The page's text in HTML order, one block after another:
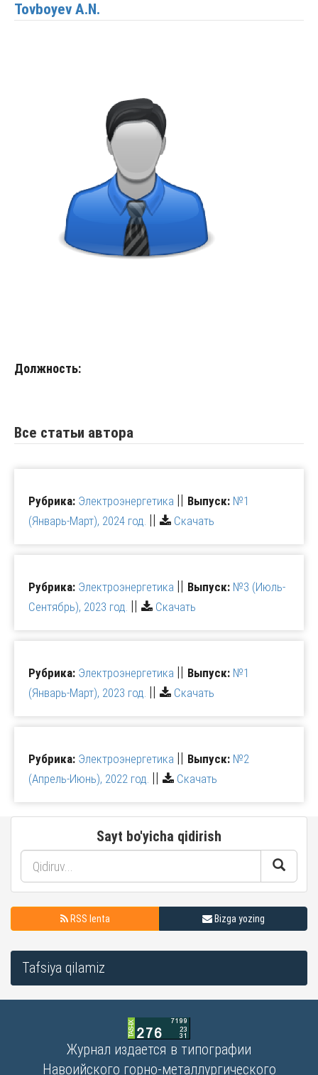
Tovboyev A.N.
Должность:
Все статьи автора
Рубрика: Электроэнергетика || Выпуск: №1
(Январь-Март), 2024 год. || Скачать
Рубрика: Электроэнергетика || Выпуск: №3 (Июль-
Сентябрь), 2023 год. || Скачать
Рубрика: Электроэнергетика || Выпуск: №1
(Январь-Март), 2023 год. || Скачать
Рубрика: Электроэнергетика || Выпуск: №2
(Апрель-Июнь), 2022 год. || Скачать
Sayt bo'yicha qidirish
RSS lenta Bizga yozing
Tafsiya qilamiz
Журнал издается в типографии
Навоийского горно-металлургического